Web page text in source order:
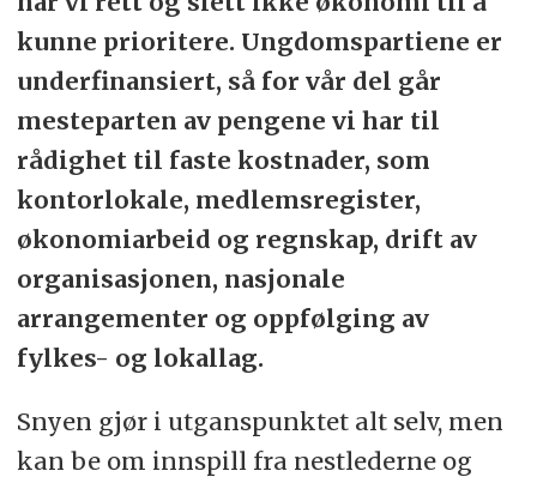
kunne prioritere. Ungdomspartiene er
underfinansiert, så for vår del går
mesteparten av pengene vi har til
rådighet til faste kostnader, som
kontorlokale, medlemsregister,
økonomiarbeid og regnskap, drift av
organisasjonen, nasjonale
arrangementer og oppfølging av
fylkes- og lokallag.
Snyen gjør i utganspunktet alt selv, men
kan be om innspill fra nestlederne og